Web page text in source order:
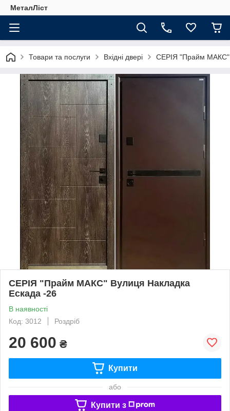
МеталЛіст
Товари та послуги Вхідні двері СЕРІЯ "Прайм МАКС"
СЕРІЯ "Прайм МАКС" Вулиця Накладка
Ескада -26
В наявності
Код: 3012
Роздріб
20 600 ₴
Купити
або
Купити з